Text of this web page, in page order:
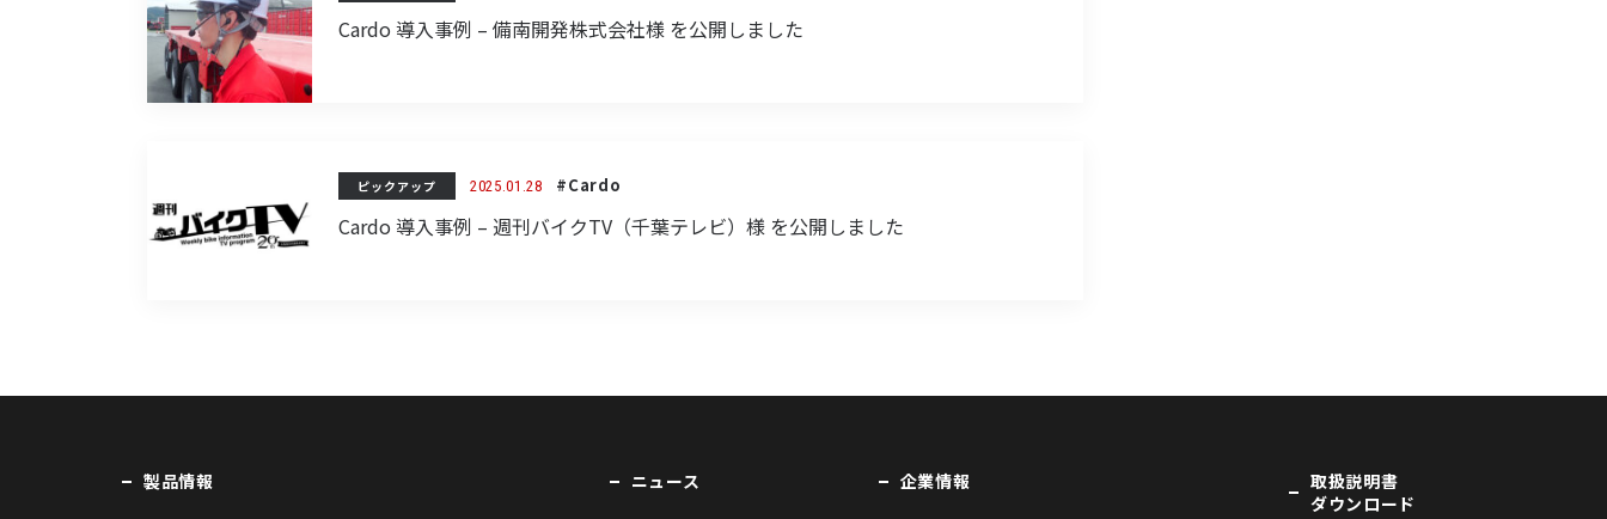
Cardo 導入事例 – 備南開発株式会社様 を公開しました
ピックアップ 2025.01.28 #Cardo
Cardo 導入事例 – 週刊バイクTV（千葉テレビ）様 を公開しました
製品情報 ニュース 企業情報
取扱説明書
ダウンロード